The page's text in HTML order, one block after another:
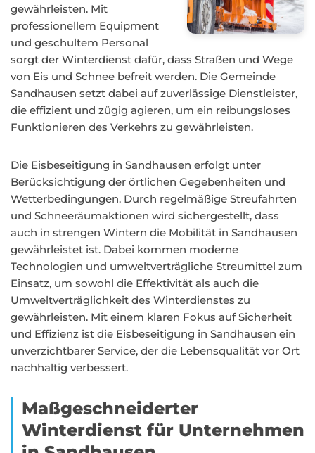
gewährleisten. Mit
professionellem Equipment
und geschultem Personal
sorgt der Winterdienst dafür, dass Straßen und Wege
von Eis und Schnee befreit werden. Die Gemeinde
Sandhausen setzt dabei auf zuverlässige Dienstleister,
die effizient und zügig agieren, um ein reibungsloses
Funktionieren des Verkehrs zu gewährleisten.
Die Eisbeseitigung in Sandhausen erfolgt unter
Berücksichtigung der örtlichen Gegebenheiten und
Wetterbedingungen. Durch regelmäßige Streufahrten
und Schneeräumaktionen wird sichergestellt, dass
auch in strengen Wintern die Mobilität in Sandhausen
gewährleistet ist. Dabei kommen moderne
Technologien und umweltverträgliche Streumittel zum
Einsatz, um sowohl die Effektivität als auch die
Umweltverträglichkeit des Winterdienstes zu
gewährleisten. Mit einem klaren Fokus auf Sicherheit
und Effizienz ist die Eisbeseitigung in Sandhausen ein
unverzichtbarer Service, der die Lebensqualität vor Ort
nachhaltig verbessert.
Maßgeschneiderter
Winterdienst für Unternehmen